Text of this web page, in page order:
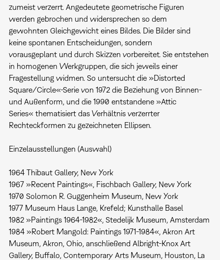
zumeist verzerrt. Angedeutete geometrische Figuren
werden gebrochen und widersprechen so dem
gewohnten Gleichgewicht eines Bildes. Die Bilder sind
keine spontanen Entscheidungen, sondern
vorausgeplant und durch Skizzen vorbereitet. Sie entstehen
in homogenen Werkgruppen, die sich jeweils einer
Fragestellung widmen. So untersucht die »Distorted
Square/Circle«-Serie von 1972 die Beziehung von Binnen-
und Außenform, und die 1990 entstandene »Attic
Series« thematisiert das Verhältnis verzerrter
Rechteckformen zu gezeichneten Ellipsen.
Einzelausstellungen (Auswahl)
1964 Thibaut Gallery, New York
1967 »Recent Paintings«, Fischbach Gallery, New York
1970 Solomon R. Guggenheim Museum, New York
1977 Museum Haus Lange, Krefeld; Kunsthalle Basel
1982 »Paintings 1964-1982«, Stedelijk Museum, Amsterdam
1984 »Robert Mangold: Paintings 1971-1984«, Akron Art
Museum, Akron, Ohio, anschließend Albright-Knox Art
Gallery, Buffalo, Contemporary Arts Museum, Houston, La